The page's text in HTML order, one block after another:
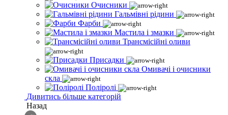
Очисники
Гальмівні рідини
Фарби
Мастила і змазки
Трансмісійні оливи
Присадки
Омивачі і очисники
скла
Поліролі
Дивитись більше категорій
Назад